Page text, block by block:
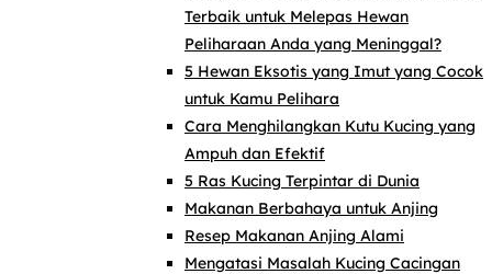
Terbaik untuk Melepas Hewan
Peliharaan Anda yang Meninggal?
5 Hewan Eksotis yang Imut yang Cocok
untuk Kamu Pelihara
Cara Menghilangkan Kutu Kucing yang
Ampuh dan Efektif
5 Ras Kucing Terpintar di Dunia
Makanan Berbahaya untuk Anjing
Resep Makanan Anjing Alami
Mengatasi Masalah Kucing Cacingan